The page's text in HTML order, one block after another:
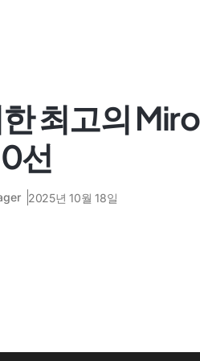
최고의 Miro
선
2025년 10월 18일